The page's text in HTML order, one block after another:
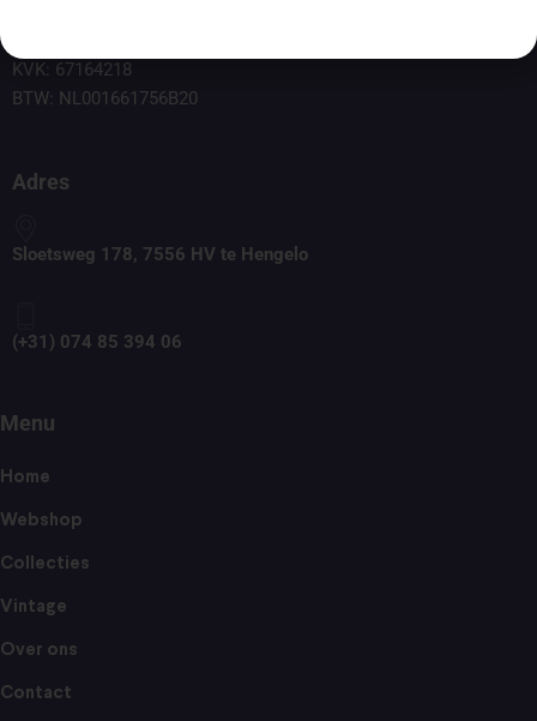
KVK: 67164218
BTW: NL001661756B20
Adres
Sloetsweg 178, 7556 HV te Hengelo
(+31) 074 85 394 06
Menu
Home
Webshop
Collecties
Vintage
Over ons
Contact